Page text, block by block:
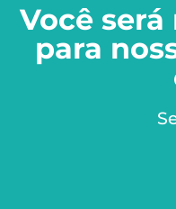
Você
para